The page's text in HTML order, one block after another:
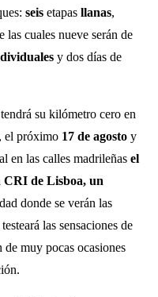
seis etapas llanas,
las cuales nueve serán de
y dos días de
su kilómetro cero en
, el próximo 17 de agosto y
en las calles madrileñas el
CRI de Lisboa, un
donde se verán las
las sensaciones de
muy pocas ocasiones